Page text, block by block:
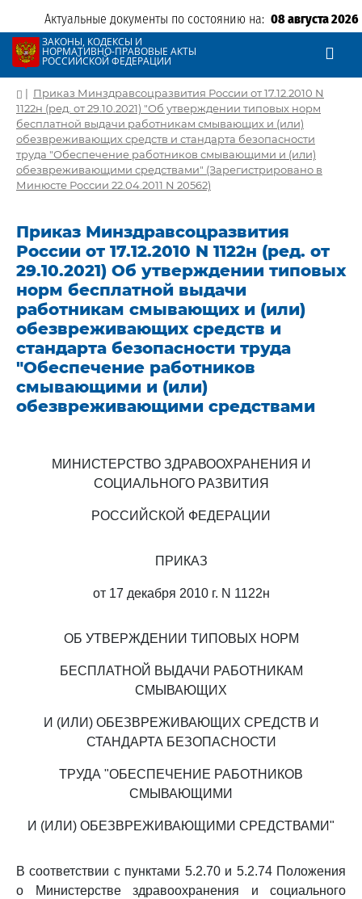
Актуальные документы по состоянию на: 08 августа 2026
ЗАКОНЫ, КОДЕКСЫ И
НОРМАТИВНО-ПРАВОВЫЕ АКТЫ
РОССИЙСКОЙ ФЕДЕРАЦИИ
| Приказ Минздравсоцразвития России от 17.12.2010 N
1122н (ред. от 29.10.2021) "Об утверждении типовых норм
бесплатной выдачи работникам смывающих и (или)
обезвреживающих средств и стандарта безопасности
труда "Обеспечение работников смывающими и (или)
обезвреживающими средствами" (Зарегистрировано в
Минюсте России 22.04.2011 N 20562)
Приказ Минздравсоцразвития
России от 17.12.2010 N 1122н (ред. от
29.10.2021) Об утверждении типовых
норм бесплатной выдачи
работникам смывающих и (или)
обезвреживающих средств и
стандарта безопасности труда
"Обеспечение работников
смывающими и (или)
обезвреживающими средствами
МИНИСТЕРСТВО ЗДРАВООХРАНЕНИЯ И
СОЦИАЛЬНОГО РАЗВИТИЯ
РОССИЙСКОЙ ФЕДЕРАЦИИ
ПРИКАЗ
от 17 декабря 2010 г. N 1122н
ОБ УТВЕРЖДЕНИИ ТИПОВЫХ НОРМ
БЕСПЛАТНОЙ ВЫДАЧИ РАБОТНИКАМ
СМЫВАЮЩИХ
И (ИЛИ) ОБЕЗВРЕЖИВАЮЩИХ СРЕДСТВ И
СТАНДАРТА БЕЗОПАСНОСТИ
ТРУДА "ОБЕСПЕЧЕНИЕ РАБОТНИКОВ
СМЫВАЮЩИМИ
И (ИЛИ) ОБЕЗВРЕЖИВАЮЩИМИ СРЕДСТВАМИ"
В соответствии с пунктами 5.2.70 и 5.2.74 Положения
о Министерстве здравоохранения и социального